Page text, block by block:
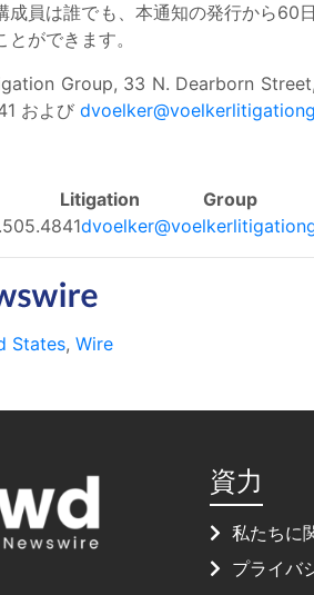
成員は誰でも、本通知の発行から
ができます。
Group, 33 N. Dearborn
および
Litigation Group 33
States, Wire
資力
私たちに
プライバ